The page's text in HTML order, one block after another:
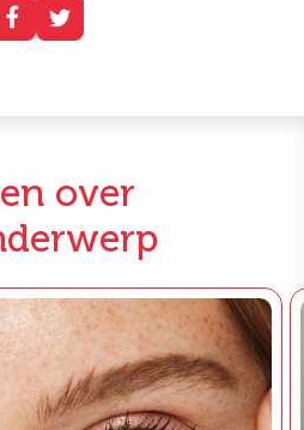
over